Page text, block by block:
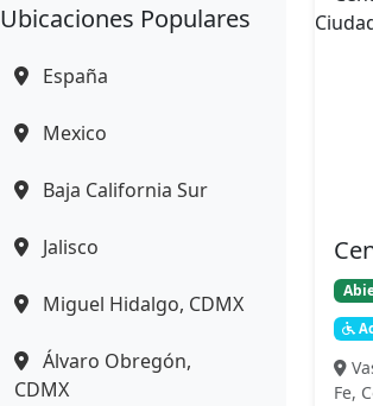
Ubicaciones Populares
España
Mexico
Baja California Sur
Jalisco
Miguel Hidalgo, CDMX
Álvaro Obregón,
CDMX
Fe,